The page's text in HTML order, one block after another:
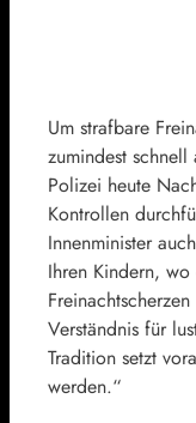
Um strafbare
zumindest
Polizei heute
Kontrollen
Innenminister
Ihren Kindern,
Verständnis für
Tradition setzt
werden.“